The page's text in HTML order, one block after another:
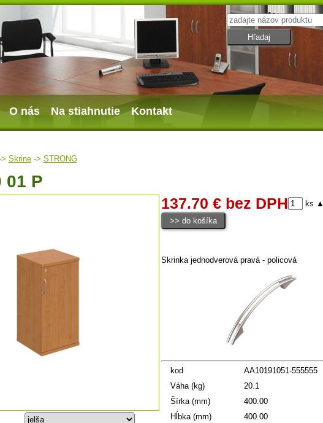
O nás Na stiahnutie Kontakt
Skrine-> STRONG
01 P
137.70 € bez DPH ks ▲
Skrinka jednodverová pravá - policová
kod
AA10191051-555555
Váha (kg)
20.1
Šírka (mm)
400.00
Hĺbka (mm)
400.00